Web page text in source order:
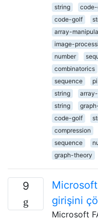
string
code-golf
array-
image-
number
combinatorics
sequence
pi
string
string
code-golf
compression
sequence
graph-theory
9
girişini
Microsoft